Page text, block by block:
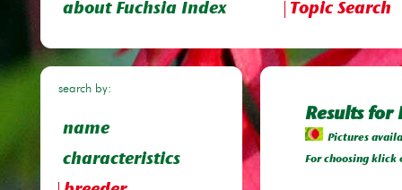
about Fuchsia Index Topic Search
search by:
name
characteristics
Results for
Pictures
For choosing klick